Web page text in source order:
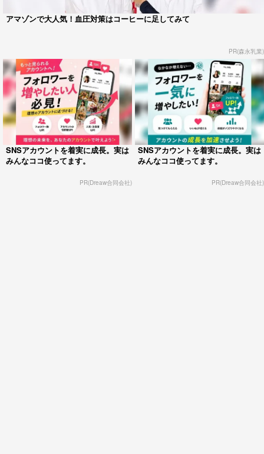
アマゾンで大人気！血圧対策はコーヒーに足してみて
PR(森永乳業)
SNSアカウントを着実に成長。実は
みんなココ使ってます。
PR(Dreaw合同会社)
SNSアカウントを着実に成長。実は
みんなココ使ってます。
PR(Dreaw合同会社)